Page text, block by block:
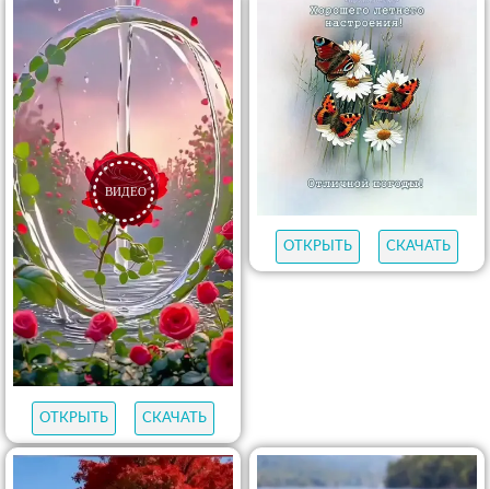
ОТКРЫТЬ СКАЧАТЬ
ОТКРЫТЬ СКАЧАТЬ